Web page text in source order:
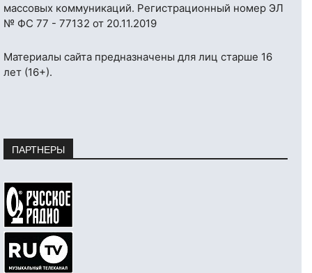
массовых коммуникаций. Регистрационный номер ЭЛ
№ ФС 77 - 77132 от 20.11.2019
Материалы сайта предназначены для лиц старше 16
лет (16+).
ПАРТНЕРЫ